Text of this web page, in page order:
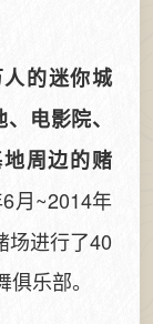
的迷你城
电影院、
周边的赌
~2014年
场进行了40
乐部。